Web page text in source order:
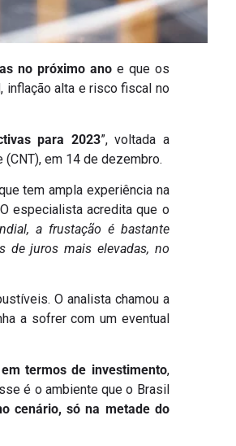
no próximo anoe que os
inflação alta e risco fiscal no
para 2023”, voltada a
em 14 de dezembro.
tem ampla experiência na
O especialista acredita que o
a frustação é bastante
de juros mais elevadas, no
O analista chamou a
a sofrer com um eventual
termos de investimento,
é o ambiente que o Brasil
cenário, só na metade do